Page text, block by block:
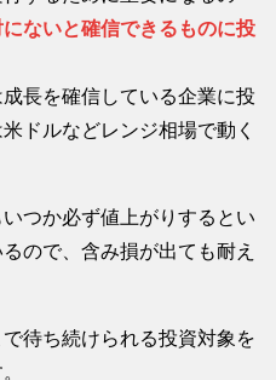
ないと確信できるものに投
長を確信している企業に投
ドルなどレンジ相場で動く
つか必ず値上がりするとい
ので、含み損が出ても耐え
待ち続けられる投資対象を